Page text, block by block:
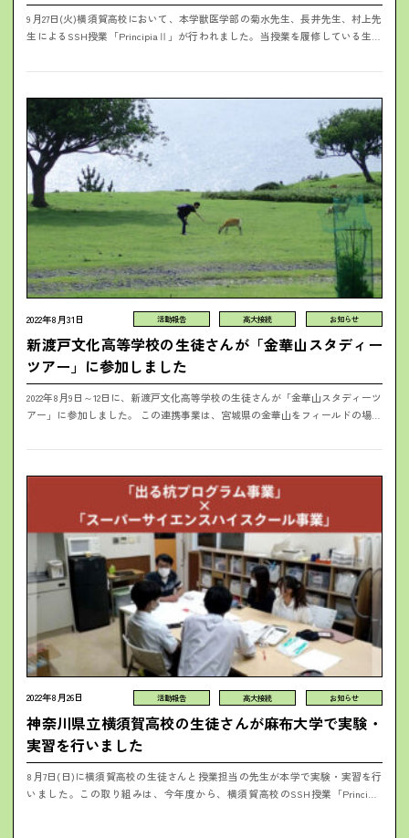
9月27日(火)横須賀高校において、本学獣医学部の菊水先生、長井先生、村上先
生によるSSH授業「PrincipiaⅡ」が行われました。当授業を履修している生徒
2022年8月31日 お知らせ
高大接続
活動報告
新渡戸文化高等学校の生徒さんが「金華山スタディー
ツアー」に参加しました
2022年8月9日～12日に、新渡戸文化高等学校の生徒さんが「金華山スタディーツ
アー」に参加しました。 この連携事業は、宮城県の金華山をフィールドの場所
2022年8月26日 お知らせ
高大接続
活動報告
神奈川県立横須賀高校の生徒さんが麻布大学で実験・
実習を行いました
8月7日(日)に横須賀高校の生徒さんと授業担当の先生が本学で実験・実習を行
いました。この取り組みは、今年度から、横須賀高校のSSH授業「Principia